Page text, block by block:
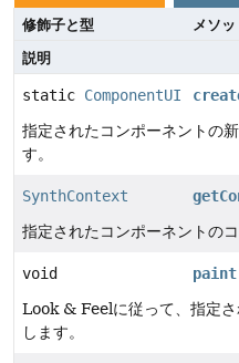
修飾子と型
メソッ
説明
static ComponentUI
指定されたコンポーネントの
す。
SynthContext
指定されたコンポーネントの
void paint
Look & Feelに従って、指定さ
します。